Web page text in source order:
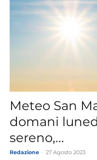
Meteo San
domani
sereno,...
Redazione 27 Agosto 2023